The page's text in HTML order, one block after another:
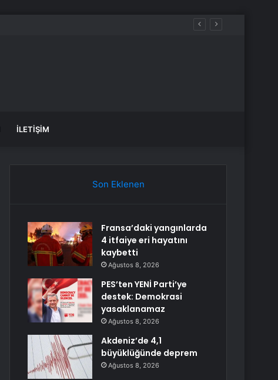
İLETIŞIM
Son Eklenen
Fransa’daki yangınlarda
4 itfaiye eri hayatını
kaybetti
Ağustos 8, 2026
PES’ten YENİ Parti’ye
destek: Demokrasi
yasaklanamaz
Ağustos 8, 2026
Akdeniz’de 4,1
büyüklüğünde deprem
Ağustos 8, 2026